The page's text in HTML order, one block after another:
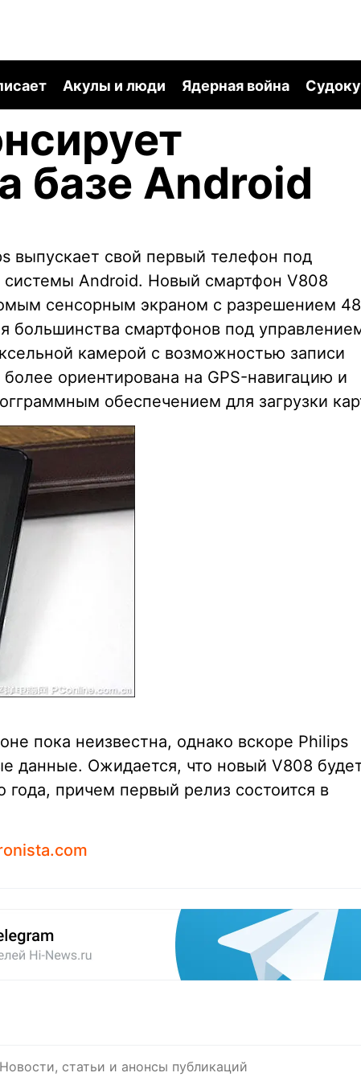
Акулы и люди Ядерная война
базе Android
выпускает свой первый телефон под
Android. Новый смартфон V808
сенсорным экраном с разрешением
смартфонов под
камерой с возможностью записи
ориентирована на GPS-навигацию и
обеспечением для загрузки
пока неизвестна, однако вскоре Philips
данные. Ожидается, что новый V808
причем первый релиз состоится в
Новости, статьи и анонсы публикаций